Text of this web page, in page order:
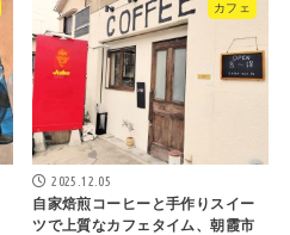
カフェ
2025.12.05
自家焙煎コーヒーと手作りスイー
ツで上質なカフェタイム、朝霞市